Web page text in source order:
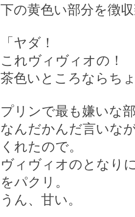
下の黄色い部分を徴
「ヤダ！
これヴィヴィオの！
茶色いところならち
プリンで最も嫌いな
なんだかんだ言いな
くれたので。
ヴィヴィオのとなり
をパクリ。
うん、甘い。